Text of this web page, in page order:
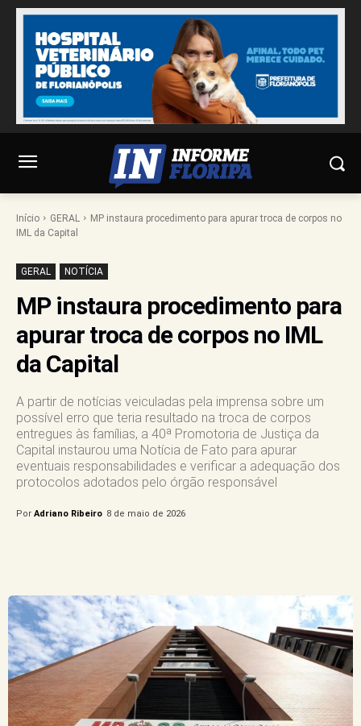
Início GERAL
MP instaura procedimento para apurar troca de corpos no
IML da Capital
GERAL NOTÍCIA
MP instaura procedimento para
apurar troca de corpos no IML
da Capital
A partir de notícias veiculadas pela imprensa sobre um
possível erro que teria resultado na troca de corpos
entregues às famílias, a 40ª Promotoria de Justiça da
Capital instaurou uma Notícia de Fato para apurar
eventuais responsabilidades e verificar a adequação dos
protocolos adotados pelo órgão responsável
Por Adriano Ribeiro 8 de maio de 2026